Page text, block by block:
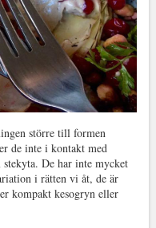
större till formen
de inte i kontakt med
De har inte mycket
i rätten vi åt, de är
kompakt kesogryn eller